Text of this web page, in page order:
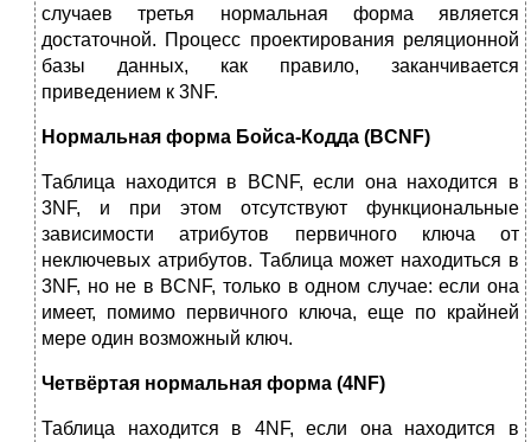
случаев третья нормальная форма является
достаточной. Процесс проектирования реляционной
базы данных, как правило, заканчивается
приведением к 3NF.
Нормальная форма Бойса-Кодда (BCNF)
Таблица находится в BCNF, если она находится в
3NF, и при этом отсутствуют функциональные
зависимости атрибутов первичного ключа от
неключевых атрибутов. Таблица может находиться в
3NF, но не в BCNF, только в одном случае: если она
имеет, помимо первичного ключа, еще по крайней
мере один возможный ключ.
Четвёртая нормальная форма (4NF)
Таблица находится в 4NF, если она находится в